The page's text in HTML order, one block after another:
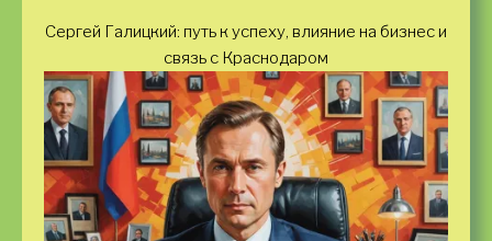
Сергей Галицкий: путь к успеху, влияние на бизнес и
связь с Краснодаром